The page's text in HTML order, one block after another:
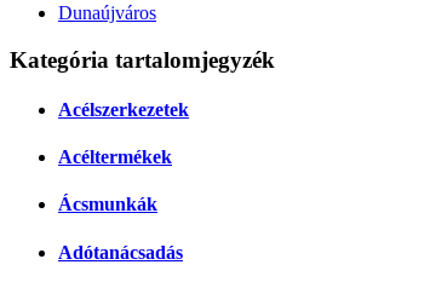
Dunaújváros
Kategória tartalomjegyzék
Acélszerkezetek
Acéltermékek
Ácsmunkák
Adótanácsadás